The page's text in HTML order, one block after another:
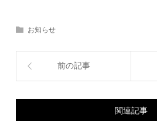
お知らせ
前の記事
関連記事